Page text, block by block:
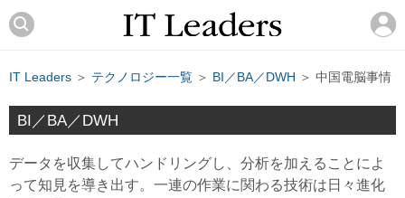
IT Leaders ＞ テクノロジー一覧 ＞ BI／BA／DWH ＞ 中国電脳事情
BI／BA／DWH
データを収集してハンドリングし、分析を加えることによ
って知見を導き出す。一連の作業に関わる技術は日々進化